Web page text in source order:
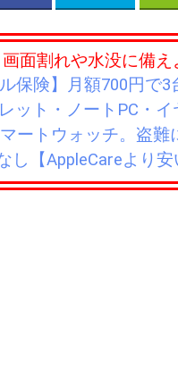
画面割れや水没に備え
ル保険】月額700円で
ット・ノートPC・
ートウォッチ。盗難
し【AppleCareより安